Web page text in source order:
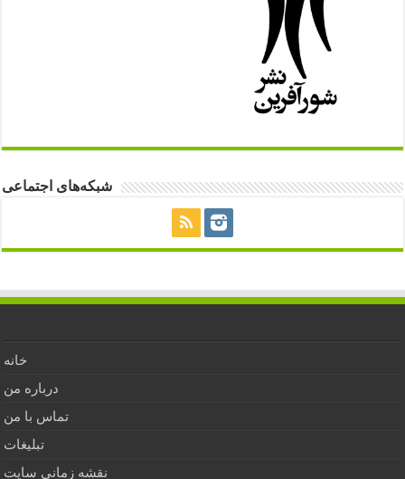
شبکه‌های اجتماعی
خانه
درباره من
تماس با من
تبلیغات
نقشه زمانی سایت